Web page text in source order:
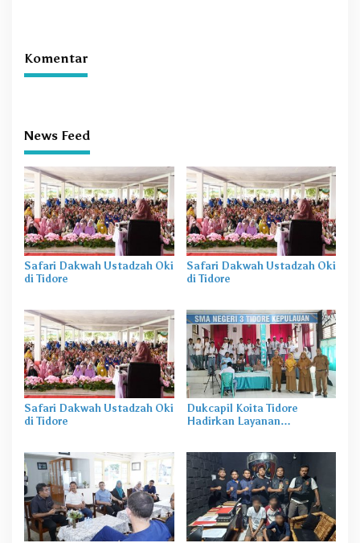
Komentar
News Feed
Safari Dakwah Ustadzah Oki
di Tidore
Safari Dakwah Ustadzah Oki
di Tidore
Safari Dakwah Ustadzah Oki
di Tidore
Dukcapil Koita Tidore
Hadirkan Layanan